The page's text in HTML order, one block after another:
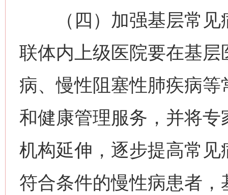
（四）加强基层常见
联体内上级医院要在基
病、慢性阻塞性肺疾病
和健康管理服务，并将
机构延伸，逐步提高常
符合条件的慢性病患者